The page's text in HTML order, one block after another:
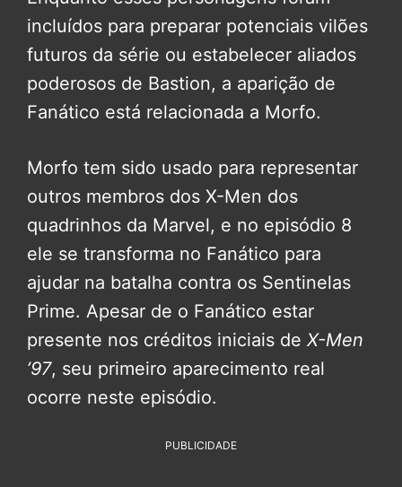
incluídos para preparar potenciais vilões
futuros da série ou estabelecer aliados
poderosos de Bastion, a aparição de
Fanático está relacionada a Morfo.
Morfo tem sido usado para representar
outros membros dos X-Men dos
quadrinhos da Marvel, e no episódio 8
ele se transforma no Fanático para
ajudar na batalha contra os Sentinelas
Prime. Apesar de o Fanático estar
presente nos créditos iniciais de X-Men
’97, seu primeiro aparecimento real
ocorre neste episódio.
PUBLICIDADE